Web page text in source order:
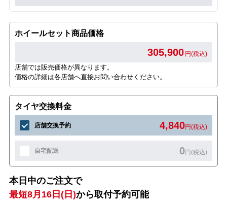
ホイールセット商品価格
305,900 円(税込)
店舗では販売価格が異なります。
価格の詳細は各店舗へ直接お問い合わせください。
タイヤ交換料金
店舗交換予約 4,840円(税込)
自宅配送 0円(税込)
本日中のご注文で
最短8月16日(日)から取付予約可能